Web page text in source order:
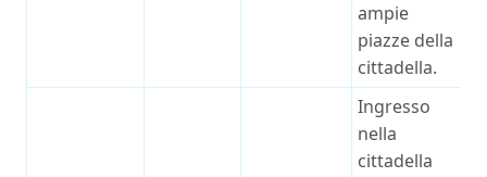
ampie
piazze della
cittadella.
Ingresso
nella
cittadella